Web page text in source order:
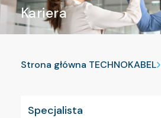
Kariera
Strona główna TECHNOKABEL
Specjalista